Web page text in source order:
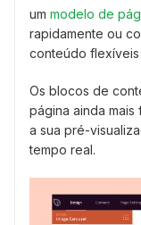
um modelo de
rapidamente ou
conteúdo
Os blocos de
página ainda mais
a sua pré-
tempo real.